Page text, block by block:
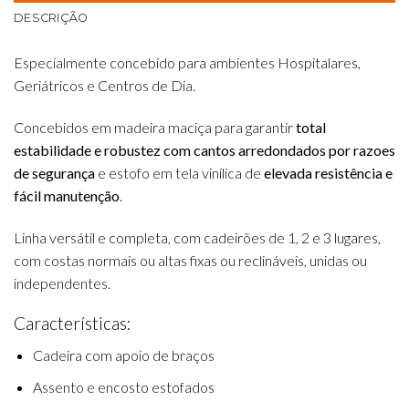
DESCRIÇÃO
Especialmente concebido para ambientes Hospitalares,
Geriátricos e Centros de Dia.
Concebidos em madeira maciça para garantirtotal
estabilidade e robustez com cantos arredondados por razoes
de segurança e estofo em tela vinílica de elevada resistência e
fácil manutenção
Linha versátil e completa, com cadeirões de 1, 2 e 3 lugares,
com costas normais ou altas fixas ou reclináveis, unidas ou
independentes.
Características:
Cadeira com apoio de braços
Assento e encosto estofados